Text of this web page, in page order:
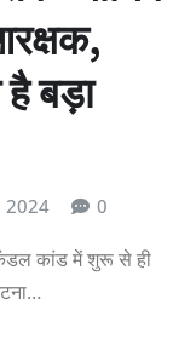
बड़ा
2024 0
कांड में शुरू से ही